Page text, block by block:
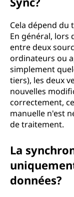
Cela dépend du
En général, lors
entre deux
ordinateurs ou
simplement
tiers), les deux
nouvelles
correctement,
manuelle n'est
de traitement.
La
données?